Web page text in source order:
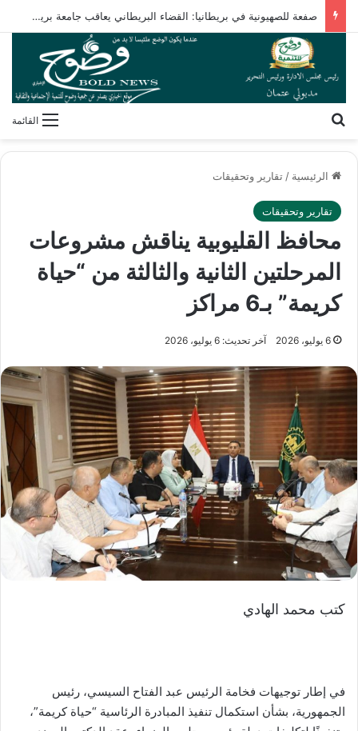
صفعة للصهيونية في بريطانيا: القضاء البريطاني يعاقب جامعة بريستول لطردها البروفيسور ميلر
القائمة
الرئيسية / تقارير وتحقيقات
تقارير وتحقيقات
محافظ القليوبية يناقش مشروعات
المرحلتين الثانية والثالثة من “حياة
كريمة” بـ6 مراكز
6 يوليو، 2026 آخر تحديث: 6 يوليو، 2026
كتب محمد الهادي
في إطار توجيهات فخامة الرئيس عبد الفتاح السيسي، رئيس
الجمهورية، بشأن استكمال تنفيذ المبادرة الرئاسية “حياة كريمة”،